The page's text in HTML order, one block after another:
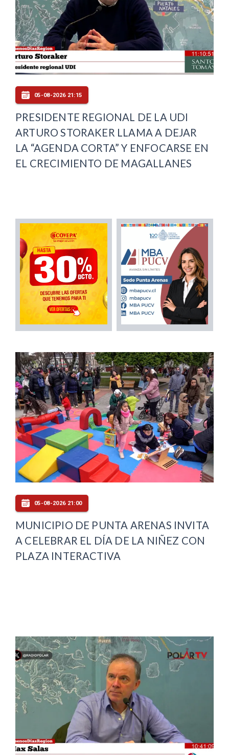
05-08-2026 21:15
PRESIDENTE REGIONAL DE LA UDI
ARTURO STORAKER LLAMA A DEJAR
LA “AGENDA CORTA” Y ENFOCARSE EN
EL CRECIMIENTO DE MAGALLANES
05-08-2026 21:00
MUNICIPIO DE PUNTA ARENAS INVITA
A CELEBRAR EL DÍA DE LA NIÑEZ CON
PLAZA INTERACTIVA